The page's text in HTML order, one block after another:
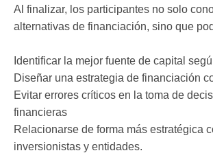
Al finalizar, los participantes no solo
alternativas de financiación, sino que
Identificar la mejor fuente de capital
Diseñar una estrategia de financiación
Evitar errores críticos en la toma de
financieras
Relacionarse de forma más estratégica
inversionistas y entidades.